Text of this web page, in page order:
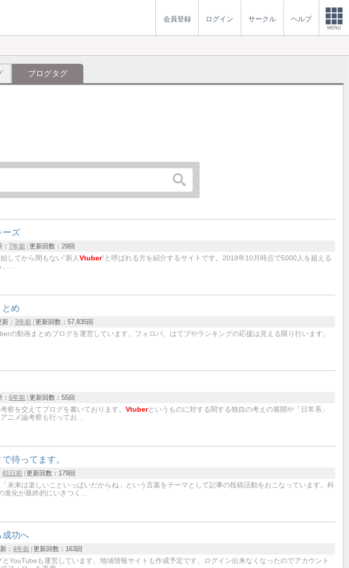
会員登録 ログイン サークル ヘルプ
MENU
ブログタグ
ーズ
：7年前 更新回数：29回
してから間もない”新人 Vtuber“と呼ばれる方を紹介するサイトです。2018年10月時点で5000人を超える
、…
め
新： 3年前 更新回数：57,835回
の動画まとめブログを運営しています。フォロバ、はてブやランキングの応援は見える限り行います。
：6年前 更新回数：55回
察を交えてブログを書いております。 Vtuberというものに対する関する独自の考えの展開や「日常系」
ニメ論考察も行ってお…
待ってます。
81日前 更新回数： 179回
未来は楽しいこといっぱいだからね」という言葉をテーマとして記事の投稿活動をおこなっています。科
進化が最終的にいきつく…
成功へ
：4年前 更新回数： 163回
YouTubeも運営しています。地域情報サイトも作成予定です。ログイン出来なくなったのでアカウント